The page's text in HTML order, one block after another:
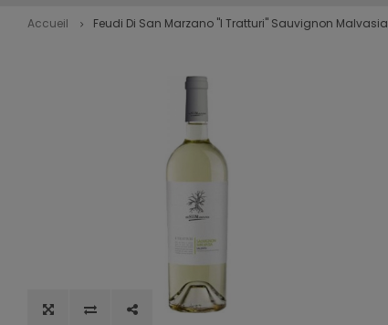
Accueil Feudi Di San Marzano "I Tratturi" Sauvignon Malvasia